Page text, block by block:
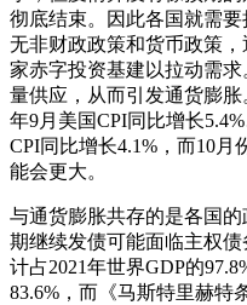
彻底结束。因此各国就需
无非财政政策和货币政策
家赤字投资基建以拉动需
量供应，从而引发通货膨
年9月美国CPI同比增长
CPI同比增长4.1%，而10
能会更大。
与通货膨胀共存的是各国
期继续发债可能面临主权
计占2021年世界GDP的
83.6%，而《马斯特里赫特